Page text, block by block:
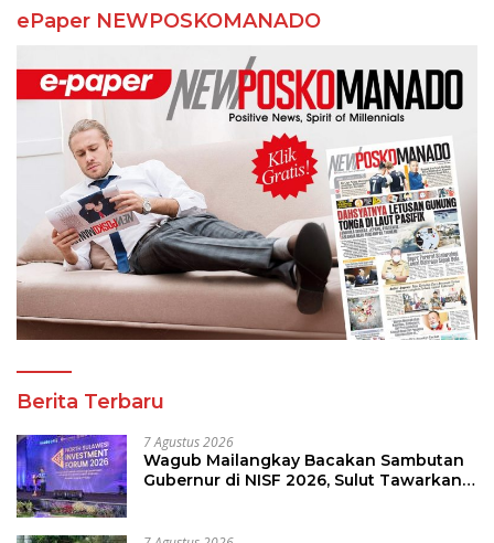
ePaper NEWPOSKOMANADO
Berita Terbaru
7 Agustus 2026
Wagub Mailangkay Bacakan Sambutan
Gubernur di NISF 2026, Sulut Tawarkan